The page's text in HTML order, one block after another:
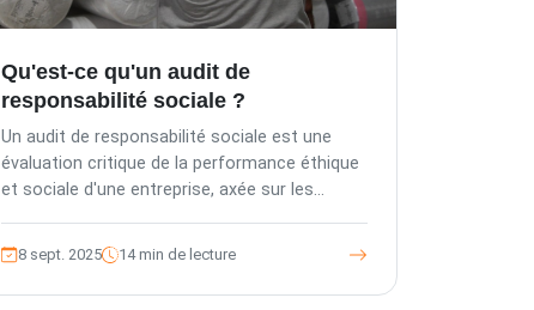
Qu'est-ce qu'un audit de
responsabilité sociale ?
Un audit de responsabilité sociale est une
évaluation critique de la performance éthique
et sociale d'une entreprise, axée sur les
et l'engagement communautaire. Ce billet de
blog explore comment ces audits
garantissent la conformité, améliorent la
8 sept. 2025 14 min de lecture